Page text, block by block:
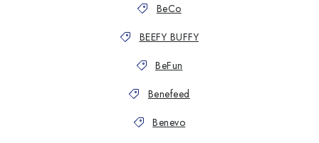
BeCo
BEEFY BUFFY
BeFun
Benefeed
Benevo